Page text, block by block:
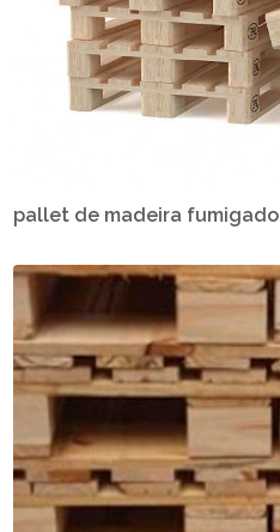
pallet de madeira fumigado